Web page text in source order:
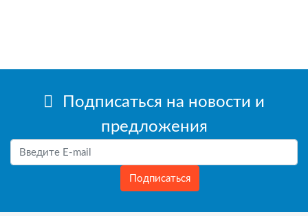
Подписаться на новости и
предложения
Подписаться